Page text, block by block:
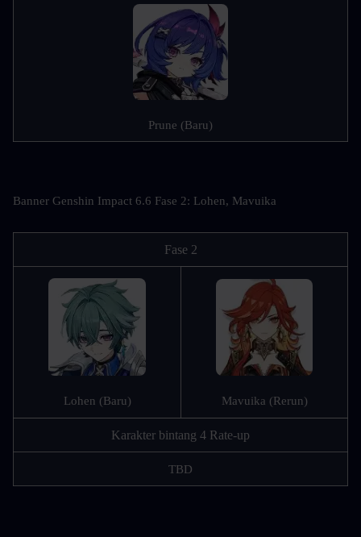
Prune (Baru)
Banner Genshin Impact 6.6 Fase 2: Lohen, Mavuika
Fase 2
Lohen (Baru) Mavuika (Rerun)
Karakter bintang 4 Rate-up
TBD